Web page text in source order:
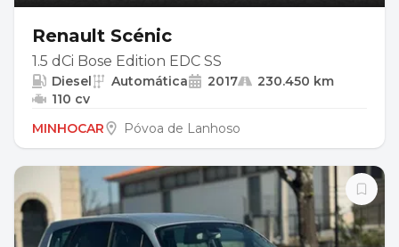
Renault Scénic
1.5 dCi Bose Edition EDC SS
Diesel Automática 2017
230.450 km
110 cv
MINHOCAR
Póvoa de Lanhoso